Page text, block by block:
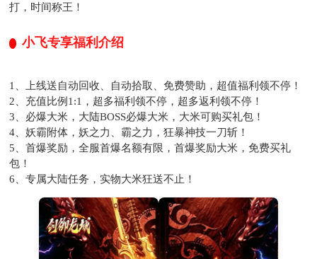
打，时间称王！
小飞专享福利介绍
1、上线送自动回收、自动拾取、免费赞助，超值福利领不停！
2、充值比例1:1，超多福利领不停，超多返利领不停！
3、必爆大米，大陆BOSS必爆大米，大米可购买礼包！
4、妖霸附体，妖之力、霸之力，狂暴神技一刀斩！
5、首爆奖励，全服首爆名额有限，首爆奖励大米，免费买礼
包！
6、专属大陆任务，实物大米狂送不止！